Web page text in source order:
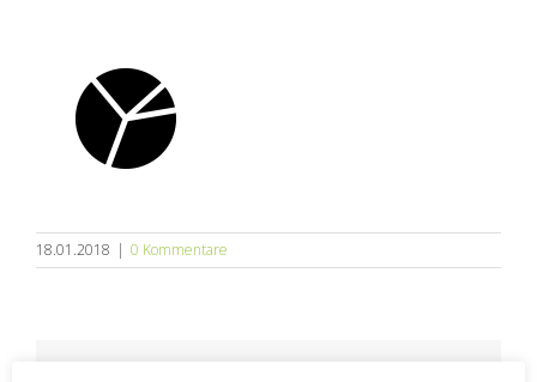
18.01.2018 | 0 Kommentare